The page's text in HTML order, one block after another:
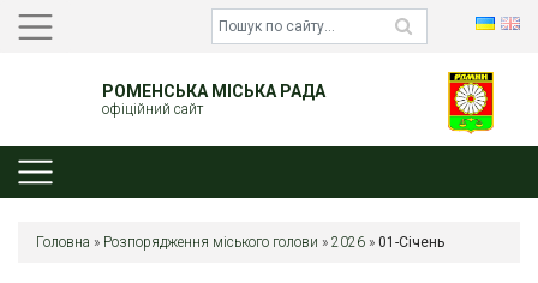
РОМЕНСЬКА МІСЬКА РАДА
офіційний сайт
Головна » Розпорядження міського голови » 2026 » 01-Січень